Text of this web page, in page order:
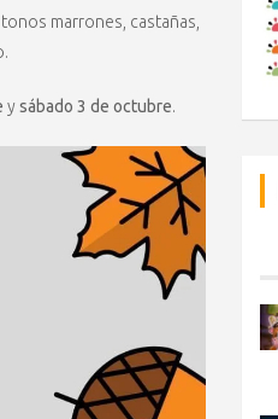
marrones, castañas,
ysábado 3 de octubre.